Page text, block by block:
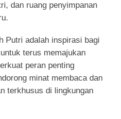
dan ruang penyimpanan
Putri adalah inspirasi bagi
terus memajukan
peran penting
minat membaca dan
terkhusus di lingkungan